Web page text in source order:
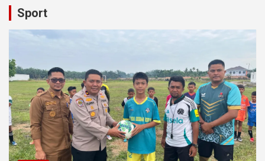
Sport